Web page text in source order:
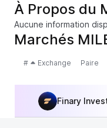
À Propos du
Aucune information
Marchés
# Exchange Paire
Finary